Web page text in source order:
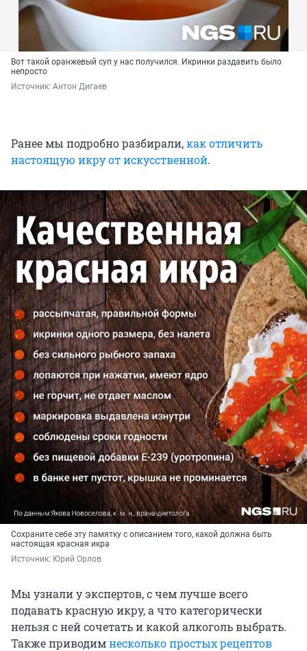
Вот такой оранжевый суп у нас получился. Икринки раздавить было
непросто
Источник: Антон Дигаев
Ранее мы подробно разбирали,как отличить
настоящую икру от искусственной.
Сохраните себе эту памятку с описанием того, какой должна быть
настоящая красная икра
Источник: Юрий Орлов
Мы узнали у экспертов, с чем лучше всего
подавать красную икру, а что категорически
нельзя с ней сочетать и какой алкоголь выбрать.
Также приводимнесколько простых рецептов